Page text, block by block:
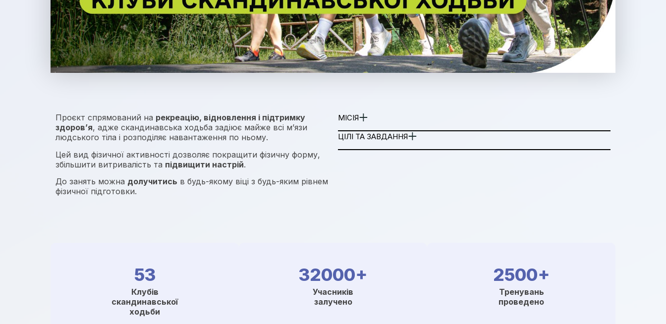
Проєкт спрямований на рекреацію, відновлення і підтримку
здоров’я, адже скандинавська ходьба задіює майже всі м’язи
людського тіла і розподіляє навантаження по ньому.
Цей вид фізичної активності дозволяє покращити фізичну форму,
збільшити витривалість та підвищити настрій.
До занять можна долучитись в будь-якому віці з будь-яким рівнем
фізичної підготовки.
МІСІЯ
ЦІЛІ ТА ЗАВДАННЯ
53
Клубів
скандинавської
ходьби
32000+
Учасників
залучено
2500+
Тренувань
проведено